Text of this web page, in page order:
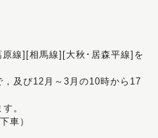
線][相馬線][大秋･居森平線]を
及び12月～3月の10時から17
。
車）